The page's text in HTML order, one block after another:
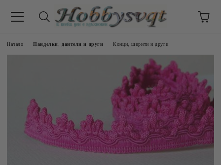
Начало Панделки, дантели и други Конци, ширити и други